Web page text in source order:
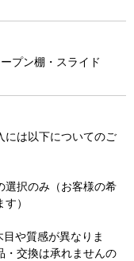
プン棚・スライド
には以下についてのご
選択のみ（お客様の希
）
や質感が異なりま
・交換は承れませんの